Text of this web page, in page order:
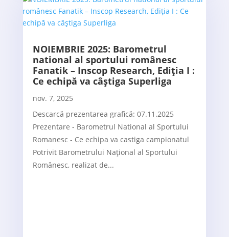
NOIEMBRIE 2025: Barometrul
national al sportului românesc
Fanatik – Inscop Research, Ediția I :
Ce echipă va câștiga Superliga
nov. 7, 2025
Descarcă prezentarea grafică: 07.11.2025
Prezentare - Barometrul National al Sportului
Romanesc - Ce echipa va castiga campionatul
Potrivit Barometrului Național al Sportului
Românesc, realizat de...